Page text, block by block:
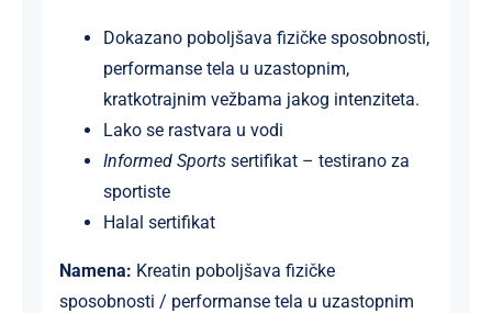
Dokazano poboljšava fizičke sposobnosti,
performanse tela u uzastopnim,
kratkotrajnim vežbama jakog intenziteta.
Lako se rastvara u vodi
Informed Sports sertifikat – testirano za
sportiste
Halal sertifikat
Namena: Kreatin pobolјšava fizičke
sposobnosti / performanse tela u uzastopnim